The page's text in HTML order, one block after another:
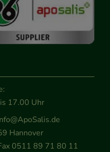
17.00 Uhr
Hannover
0511 89 71 80 11